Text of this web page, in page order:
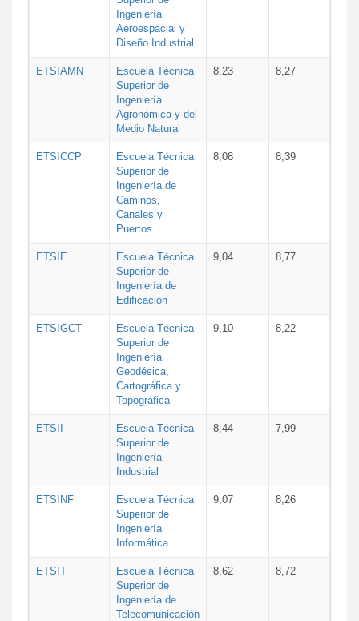
Ingeniería
Aeroespacial y
Diseño Industrial
ETSIAMN
Escuela Técnica
Superior de
Ingeniería
Agronómica y del
Medio Natural
8,23 8,27
ETSICCP
Escuela Técnica
Superior de
Ingeniería de
Caminos,
Canales y
Puertos
8,08 8,39
ETSIE
Escuela Técnica
Superior de
Ingeniería de
Edificación
9,04 8,77
ETSIGCT
Escuela Técnica
Superior de
Ingeniería
Geodésica,
Cartográfica y
Topográfica
9,10 8,22
ETSII
Escuela Técnica
Superior de
Ingeniería
Industrial
8,44 7,99
ETSINF
Escuela Técnica
Superior de
Ingeniería
Informática
9,07 8,26
ETSIT
Escuela Técnica
Superior de
Ingeniería de
Telecomunicación
8,62 8,72